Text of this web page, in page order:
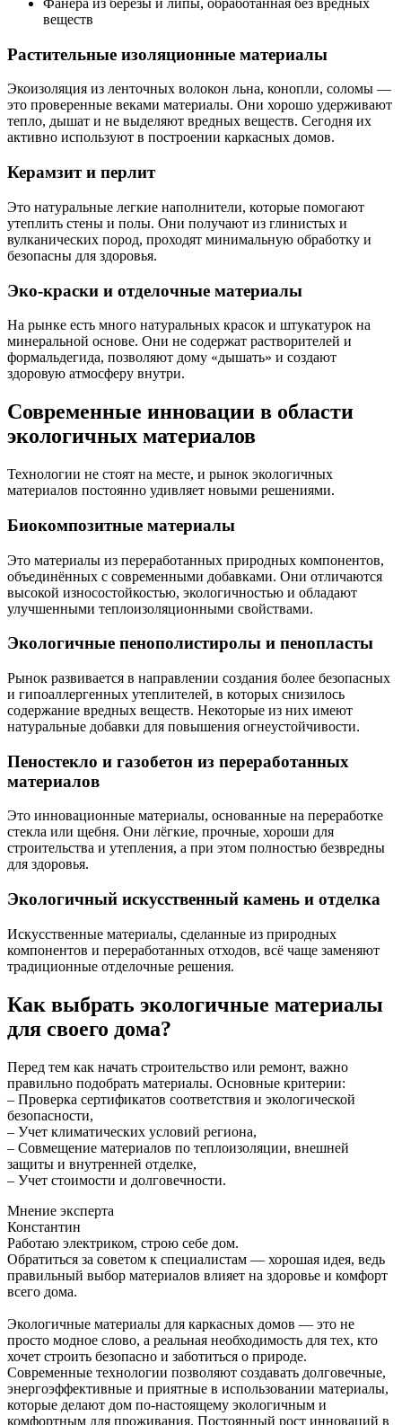
Фанера из березы и липы, обработанная без вредных
веществ
Растительные изоляционные материалы
Экоизоляция из ленточных волокон льна, конопли, соломы —
это проверенные веками материалы. Они хорошо удерживают
тепло, дышат и не выделяют вредных веществ. Сегодня их
активно используют в построении каркасных домов.
Керамзит и перлит
Это натуральные легкие наполнители, которые помогают
утеплить стены и полы. Они получают из глинистых и
вулканических пород, проходят минимальную обработку и
безопасны для здоровья.
Эко-краски и отделочные материалы
На рынке есть много натуральных красок и штукатурок на
минеральной основе. Они не содержат растворителей и
формальдегида, позволяют дому «дышать» и создают
здоровую атмосферу внутри.
Современные инновации в области
экологичных материалов
Технологии не стоят на месте, и рынок экологичных
материалов постоянно удивляет новыми решениями.
Биокомпозитные материалы
Это материалы из переработанных природных компонентов,
объединённых с современными добавками. Они отличаются
высокой износостойкостью, экологичностью и обладают
улучшенными теплоизоляционными свойствами.
Экологичные пенополистиролы и пенопласты
Рынок развивается в направлении создания более безопасных
и гипоаллергенных утеплителей, в которых снизилось
содержание вредных веществ. Некоторые из них имеют
натуральные добавки для повышения огнеустойчивости.
Пеностекло и газобетон из переработанных
материалов
Это инновационные материалы, основанные на переработке
стекла или щебня. Они лёгкие, прочные, хороши для
строительства и утепления, а при этом полностью безвредны
для здоровья.
Экологичный искусственный камень и отделка
Искусственные материалы, сделанные из природных
компонентов и переработанных отходов, всё чаще заменяют
традиционные отделочные решения.
Как выбрать экологичные материалы
для своего дома?
Перед тем как начать строительство или ремонт, важно
правильно подобрать материалы. Основные критерии:
– Проверка сертификатов соответствия и экологической
безопасности,
– Учет климатических условий региона,
– Совмещение материалов по теплоизоляции, внешней
защиты и внутренней отделке,
– Учет стоимости и долговечности.
Мнение эксперта
Константин
Работаю электриком, строю себе дом.
Обратиться за советом к специалистам — хорошая идея, ведь
правильный выбор материалов влияет на здоровье и комфорт
всего дома.
Экологичные материалы для каркасных домов — это не
просто модное слово, а реальная необходимость для тех, кто
хочет строить безопасно и заботиться о природе.
Современные технологии позволяют создавать долговечные,
энергоэффективные и приятные в использовании материалы,
которые делают дом по-настоящему экологичным и
комфортным для проживания. Постоянный рост инноваций в